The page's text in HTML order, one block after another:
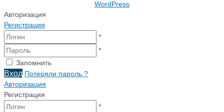
WordPress
Авторизация
Регистрация
*
*
Запомнить
Вход Потеряли пароль ?
Авторизация
Регистрация
*